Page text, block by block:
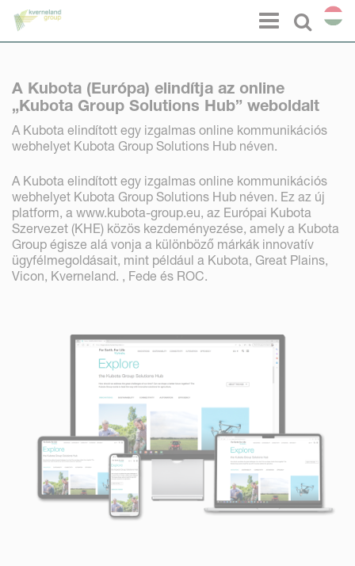
Select
Menu
A Kubota (Európa) elindítja az online
„Kubota Group Solutions Hub” weboldalt
A Kubota elindított egy izgalmas online kommunikációs
webhelyet Kubota Group Solutions Hub néven.
A Kubota elindított egy izgalmas online kommunikációs
webhelyet Kubota Group Solutions Hub néven. Ez az új
platform, a www.kubota-group.eu, az Európai Kubota
Szervezet (KHE) közös kezdeményezése, amely a Kubota
Group égisze alá vonja a különböző márkák innovatív
ügyfélmegoldásait, mint például a Kubota, Great Plains,
Vicon, Kverneland. , Fede és ROC.
Süti preferenciák